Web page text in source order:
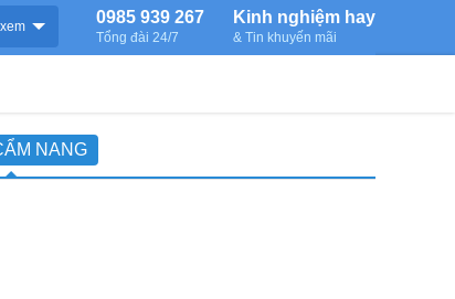
Kinh nghiệm hay
& Tin khuyến mãi
0985 939 267
Tổng đài 24/7
NANG